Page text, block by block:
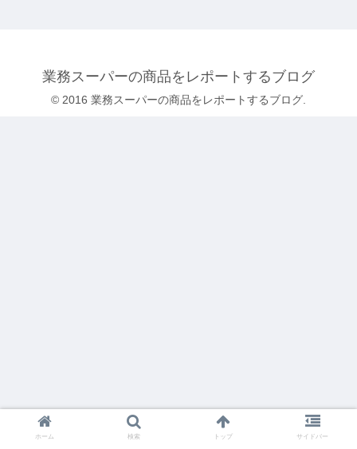
業務スーパーの商品をレポートするブログ
© 2016 業務スーパーの商品をレポートするブログ.
ホーム 検索 トップ サイドバー